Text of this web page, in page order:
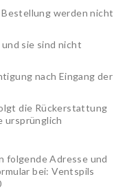
werden nicht
sie sind nicht
nach Eingang der
die Rückerstattung
ursprünglich
folgende Adresse und
bei: Ventspils